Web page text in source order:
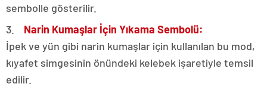
sembolle gösterilir.
3. Narin Kumaşlar İçin Yıkama Sembolü:
İpek ve yün gibi narin kumaşlar için kullanılan bu mod,
kıyafet simgesinin önündeki kelebek işaretiyle temsil
edilir.